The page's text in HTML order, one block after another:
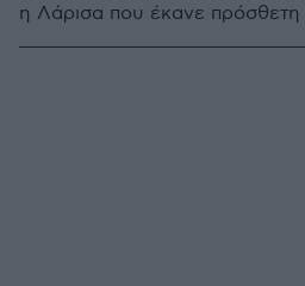
η Λάρισα που έκανε